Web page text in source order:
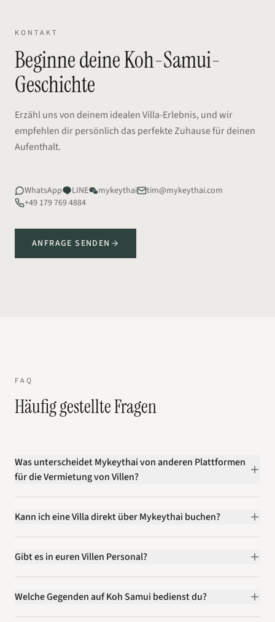
KONTAKT
Beginne deine Koh-Samui-
Geschichte
Erzähl uns von deinem idealen Villa-Erlebnis, und wir
empfehlen dir persönlich das perfekte Zuhause für deinen
Aufenthalt.
WhatsApp LINE mykeythai
tim@mykeythai.com
+49 179 769 4884
ANFRAGE SENDEN
FAQ
Häufig gestellte Fragen
Was unterscheidet Mykeythai von anderen Plattformen
für die Vermietung von Villen?
Kann ich eine Villa direkt über Mykeythai buchen?
Gibt es in euren Villen Personal?
Welche Gegenden auf Koh Samui bedienst du?